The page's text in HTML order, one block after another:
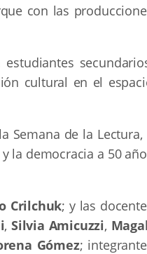
con las
cultural en el
Semana de la Lectura,
la democracia a 50
Crilchuk; y las
, Silvia Amicuzzi,
Gómez;